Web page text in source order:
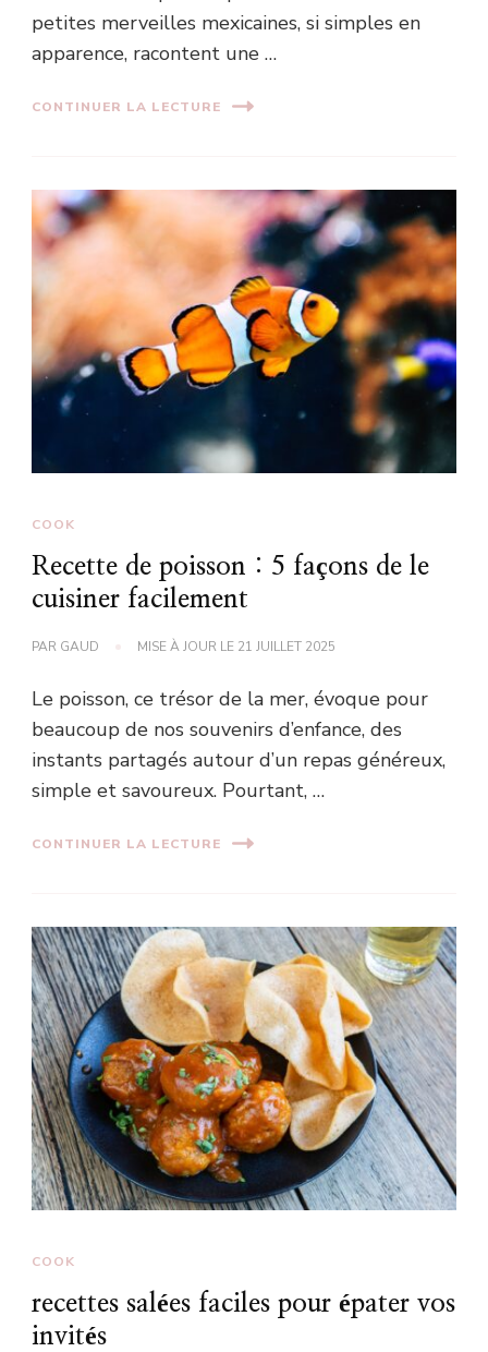
petites merveilles mexicaines, si simples en
apparence, racontent une …
CONTINUER LA LECTURE
COOK
Recette de poisson : 5 façons de le
cuisiner facilement
PAR GAUD MISE À JOUR LE 21 JUILLET 2025
Le poisson, ce trésor de la mer, évoque pour
beaucoup de nos souvenirs d’enfance, des
instants partagés autour d’un repas généreux,
simple et savoureux. Pourtant, …
CONTINUER LA LECTURE
COOK
recettes salées faciles pour épater vos
invités